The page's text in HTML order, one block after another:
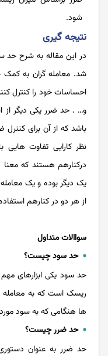
شود.
نتیجه گیری
شد. معامله گران به کمک
احساسات خود را کنترل
و… . حد ضرر یکی دیگر از
باشد که از آن برای کنترل
نظر کارایی تفاوت هایی
درکنارهم هستند که معنا
یک دیگر بوده و یک
از هر دو در کنارهم
سواالات متداول
حد سود چیست؟
حد سود یکی ابزارهای مهم
ریسک است که به معامله
ها هنگامی که به سود
حد ضرر چیست؟
حد ضرر به عنوان